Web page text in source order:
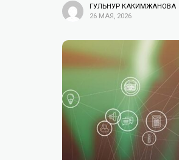
ГУЛЬНУР КАКИМЖАНОВА
26 МАЯ, 2026